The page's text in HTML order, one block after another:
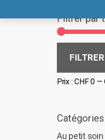
Café des Préalpes
Nos liens externes
Filtrer par
min
max
FILTRER
Prix :CHF 0—
Au petit soin